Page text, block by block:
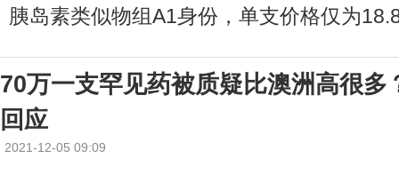
胰岛素类似物组A1身份，单支价格仅为
70万一支罕见药被质疑比澳洲高很多
回应
2021-12-05 09:09